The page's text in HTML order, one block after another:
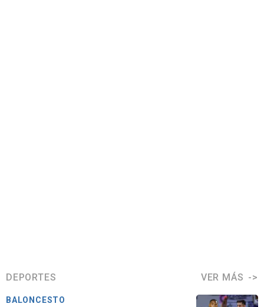
DEPORTES VER MÁS
BALONCESTO